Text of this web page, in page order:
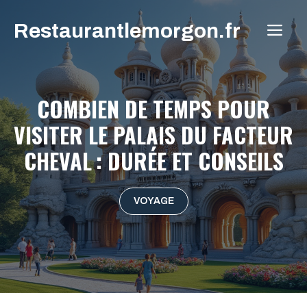
Restaurantlemorgon.fr
COMBIEN DE TEMPS POUR
VISITER LE PALAIS DU FACTEUR
CHEVAL : DURÉE ET CONSEILS
VOYAGE